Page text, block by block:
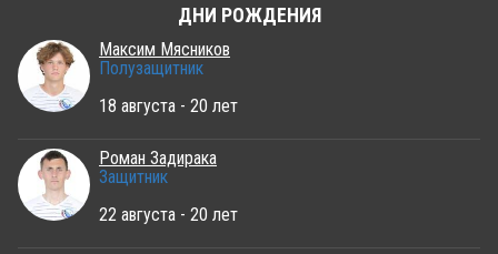
ДНИ РОЖДЕНИЯ
Максим Мясников
Полузащитник
18 августа - 20 лет
Роман Задирака
Защитник
22 августа - 20 лет